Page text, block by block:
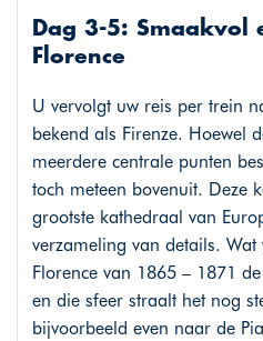
Dag 3-5: Smaakvol
Florence
U vervolgt uw reis per trein
bekend als Firenze. Hoewel
meerdere centrale punten
toch meteen bovenuit. Deze
grootste kathedraal van
verzameling van details. Wat
Florence van 1865 – 1871
en die sfeer straalt het nog
bijvoorbeeld even naar de